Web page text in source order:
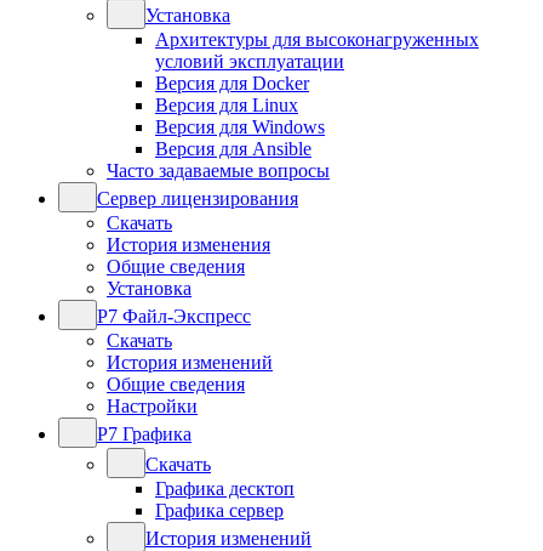
Установка
Архитектуры для высоконагруженных
условий эксплуатации
Версия для Docker
Версия для Linux
Версия для Windows
Версия для Ansible
Часто задаваемые вопросы
Сервер лицензирования
Скачать
История изменения
Общие сведения
Установка
Р7 Файл-Экспресс
Скачать
История изменений
Общие сведения
Настройки
Р7 Графика
Скачать
Графика десктоп
Графика сервер
История изменений